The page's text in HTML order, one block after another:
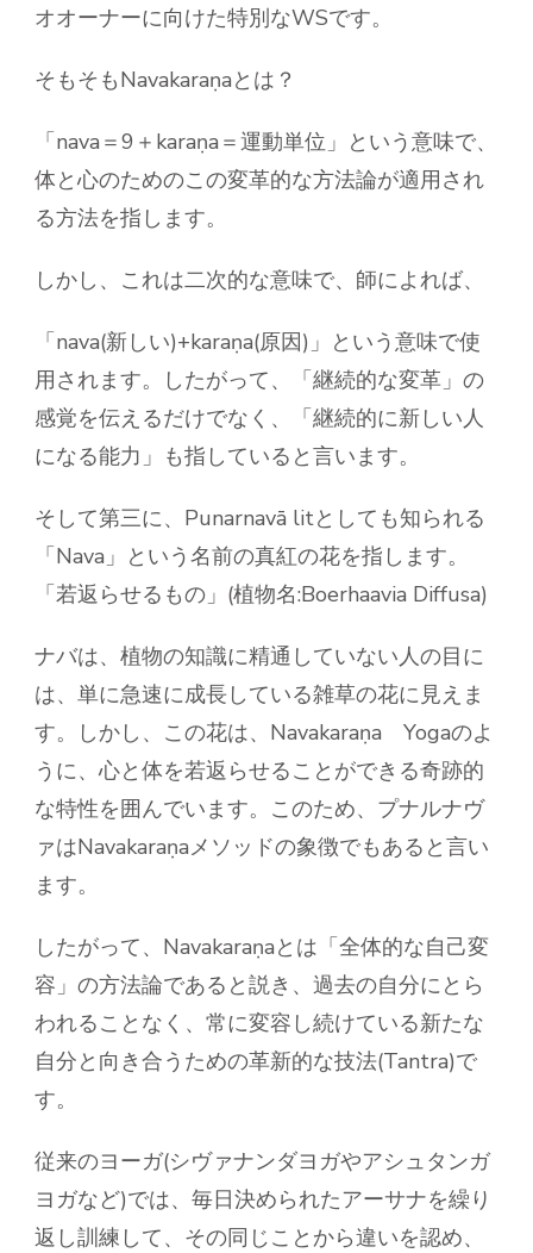
オオーナーに向けた特別なWSです。
そもそもNavakaraṇaとは？
「nava＝9＋karaṇa＝運動単位」という意味で、
体と心のためのこの変革的な方法論が適用され
る方法を指します。
しかし、これは二次的な意味で、師によれば、
「nava(新しい)+karaṇa(原因)」という意味で使
用されます。したがって、「継続的な変革」の
感覚を伝えるだけでなく、「継続的に新しい人
になる能力」も指していると言います。
そして第三に、Punarnavā litとしても知られる
「Nava」という名前の真紅の花を指します。
「若返らせるもの」(植物名:Boerhaavia Diffusa)
ナバは、植物の知識に精通していない人の目に
は、単に急速に成長している雑草の花に見えま
す。しかし、この花は、Navakaraṇa Yogaのよ
うに、心と体を若返らせることができる奇跡的
な特性を囲んでいます。このため、プナルナヴ
ァはNavakaraṇaメソッドの象徴でもあると言い
ます。
したがって、Navakaraṇaとは「全体的な自己変
容」の方法論であると説き、過去の自分にとら
われることなく、常に変容し続けている新たな
自分と向き合うための革新的な技法(Tantra)で
す。
従来のヨーガ(シヴァナンダヨガやアシュタンガ
ヨガなど)では、毎日決められたアーサナを繰り
返し訓練して、その同じことから違いを認め、